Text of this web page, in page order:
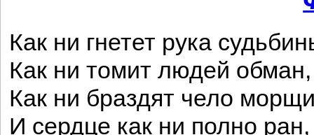
Как ни гнетет рука
Как ни томит людей обман,
Как ни браздят чело
И сердце как ни полно ран,